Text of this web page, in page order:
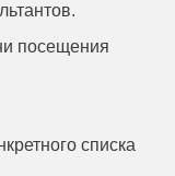
посещения
списка